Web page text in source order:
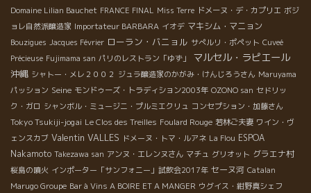
Domaine Lilian Bauchet FRANCE FINAL Miss Terre ドメーヌ・デ・カプリエ ボジ
ョレ自然派醸造家 Importateur BARBARA イオデ マキシム・マニョン
Bouzigues Jacques Février ローラン・バニョル サぺルリ・ポペット Cuveé
Précieuse Fujimama san パリのレストラン「ゆず」 マルセル・ラピエール
沖縄 シャトー・メレ２００２ ジュラ醸造家のかがみ・けんじろうさん Maruyama
パッション Seine モンドゥーズ・トラディション2003年 OZONO san セドリッ
ク・ガロ シャンボル・ミュージニ・プルミエクリュ コンセプション・加藤さん
Tokyo Tsukiji-jogai Le Clos des Treilles Foulard Rouge 若林ご夫妻 ワイン・ヴ
ェンスカブ Valentin VALLES ドメーヌ・トマ・ルアネ La Flou ESPOA
Nakamoto Takezawa san アンヌ・エレンヌさん マチュ グリオット グラエナ村
桜島の噴火 インポーター「サンフォニー」試飲会2017年 セーヌ河 Catalan
Marugo Groupe Bar à Vins A BOIRE ET A MANGER ウグイス・紺野真シェフ